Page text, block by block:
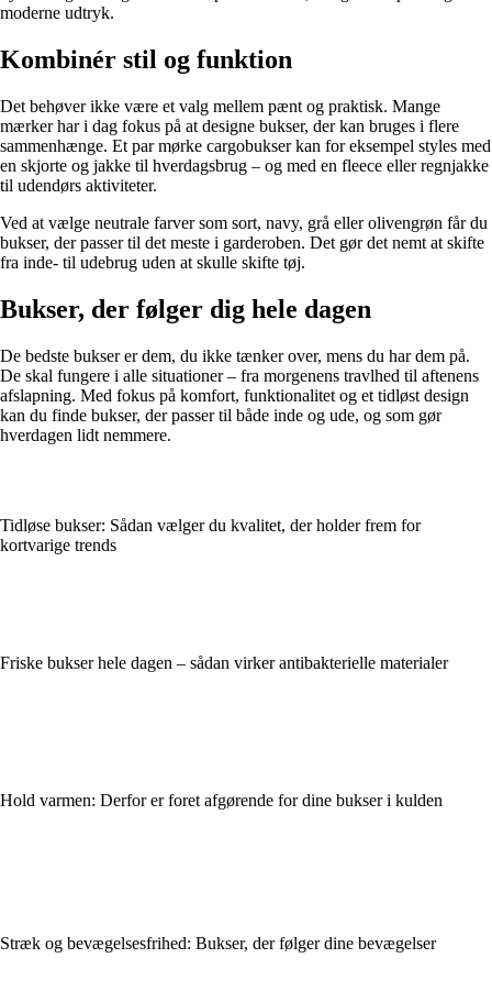
moderne udtryk.
Kombinér stil og funktion
Det behøver ikke være et valg mellem pænt og praktisk. Mange
mærker har i dag fokus på at designe bukser, der kan bruges i flere
sammenhænge. Et par mørke cargobukser kan for eksempel styles med
en skjorte og jakke til hverdagsbrug – og med en fleece eller regnjakke
til udendørs aktiviteter.
Ved at vælge neutrale farver som sort, navy, grå eller olivengrøn får du
bukser, der passer til det meste i garderoben. Det gør det nemt at skifte
fra inde- til udebrug uden at skulle skifte tøj.
Bukser, der følger dig hele dagen
De bedste bukser er dem, du ikke tænker over, mens du har dem på.
De skal fungere i alle situationer – fra morgenens travlhed til aftenens
afslapning. Med fokus på komfort, funktionalitet og et tidløst design
kan du finde bukser, der passer til både inde og ude, og som gør
hverdagen lidt nemmere.
Tidløse bukser: Sådan vælger du kvalitet, der holder frem for
kortvarige trends
Friske bukser hele dagen – sådan virker antibakterielle materialer
Hold varmen: Derfor er foret afgørende for dine bukser i kulden
Stræk og bevægelsesfrihed: Bukser, der følger dine bevægelser